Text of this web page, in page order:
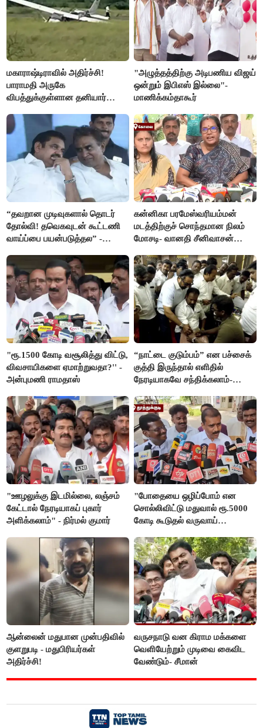
மகாராஷ்டிராவில் அதிர்ச்சி!
பாராமதி அருகே
விபத்துக்குள்ளான தனியார்
"அழுத்தத்திற்கு அடிபணிய விஜய்
ஒன்றும் இபிஎஸ் இல்லை"-
மாணிக்கம்தாகூர்
“தவறான முடிவுகளால் தொடர்
தோல்வி! தவெகவுடன் கூட்டணி
வாய்ப்பை பயன்படுத்தல” -
கன்னிகா பரமேஸ்வரியம்மன்
மடத்திற்குச் சொந்தமான நிலம்
மோசடி- வானதி சீனிவாசன்
"ரூ.1500 கோடி வசூலித்து விட்டு,
விவசாயிகளை ஏமாற்றுவதா?'' -
அன்புமணி ராமதாஸ்
“நாட்டை குடும்பம்” என பச்சைக்
குத்தி இருந்தால் எளிதில்
நேரடியாகவே சந்திக்கலாம்-
"ஊழலுக்கு இடமில்லை, லஞ்சம்
கேட்டால் நேரடியாகப் புகார்
அளிக்கலாம்" - நிர்மல் குமார்
"போதையை ஒழிப்போம் என
சொல்லிவிட்டு மதுவால் ரூ.5000
கோடி கூடுதல் வருவாய்
மார்க்கண்டேயன்
ஆன்லைன் மதுபான முன்பதிவில்
குளறுபடி - மதுபிரியர்கள்
அதிர்ச்சி!
வருசநாடு வன கிராம மக்களை
வெளியேற்றும் முடிவை கைவிட
வேண்டும்- சீமான்